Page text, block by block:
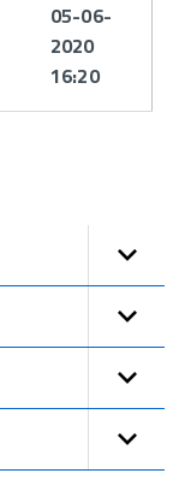
05-06-
2020
16:20